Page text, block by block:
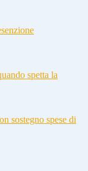
spetta la
sostegno spese di